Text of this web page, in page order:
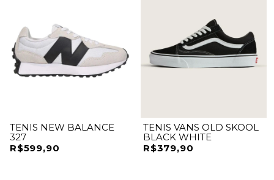
TENIS NEW BALANCE
327
R$599,90
TENIS VANS OLD SKOOL
BLACK WHITE
R$379,90